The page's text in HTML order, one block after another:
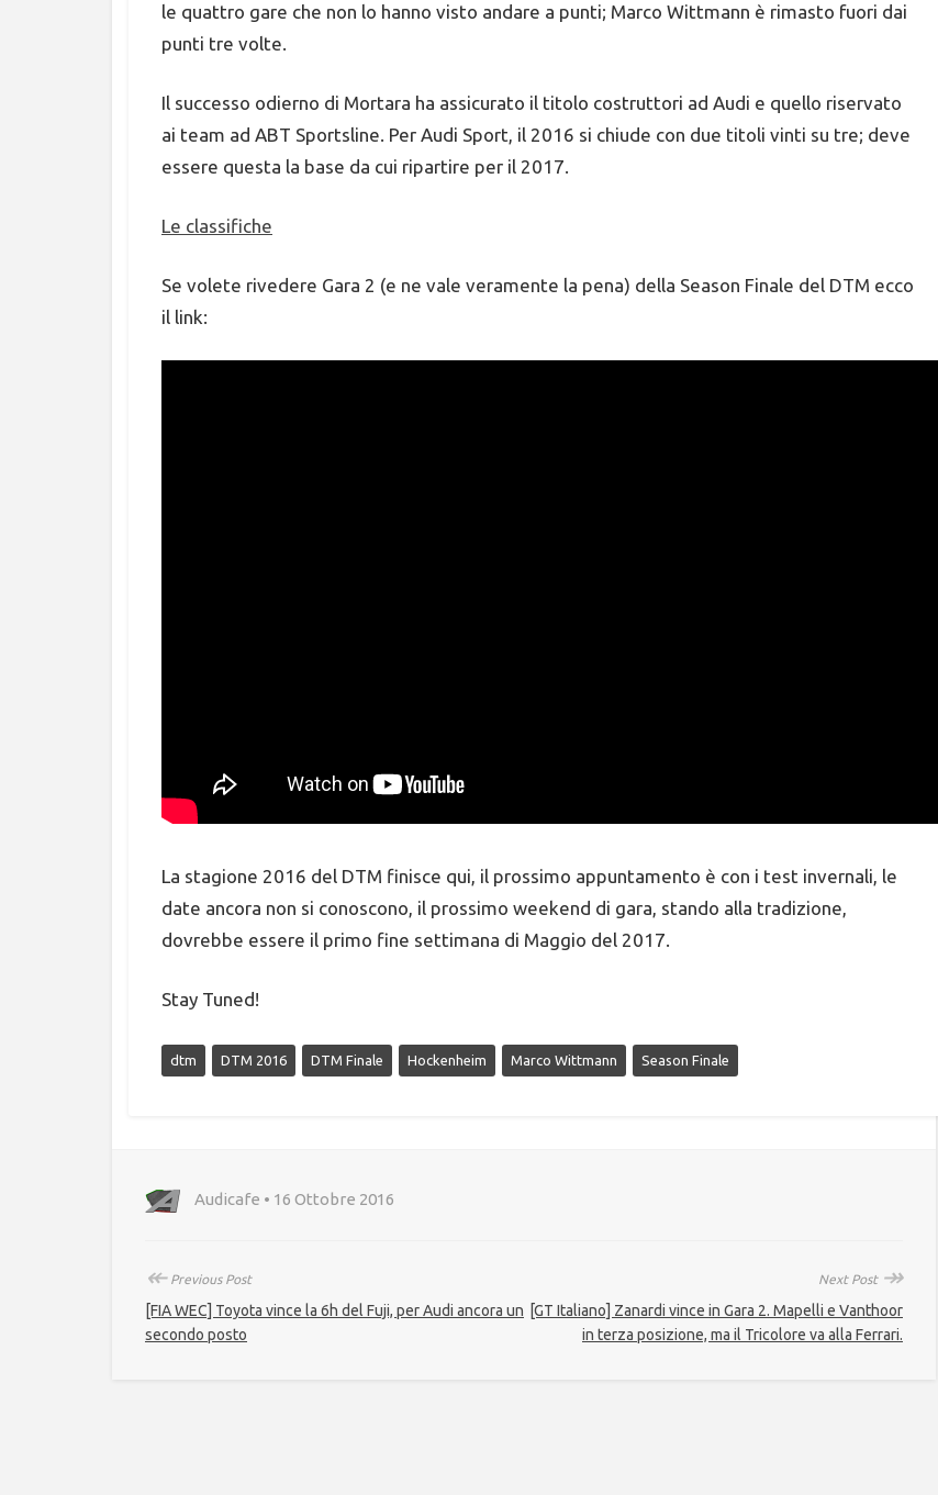
le quattro gare che non lo hanno visto andare a punti; Marco Wittmann è rimasto fuori dai
punti tre volte.
Il successo odierno di Mortara ha assicurato il titolo costruttori ad Audi e quello riservato
ai team ad ABT Sportsline. Per Audi Sport, il 2016 si chiude con due titoli vinti su tre; deve
essere questa la base da cui ripartire per il 2017.
Le classifiche
Se volete rivedere Gara 2 (e ne vale veramente la pena) della Season Finale del DTM ecco
il link:
La stagione 2016 del DTM finisce qui, il prossimo appuntamento è con i test invernali, le
date ancora non si conoscono, il prossimo weekend di gara, stando alla tradizione,
dovrebbe essere il primo fine settimana di Maggio del 2017.
Stay Tuned!
dtm DTM 2016 DTM Finale Hockenheim Marco Wittmann Season Finale
Audicafe • 16 Ottobre 2016
↞Previous Post
[FIA WEC] Toyota vince la 6h del Fuji, per Audi ancora un
secondo posto
Next Post ↠
[GT Italiano] Zanardi vince in Gara 2. Mapelli e Vanthoor
in terza posizione, ma il Tricolore va alla Ferrari.